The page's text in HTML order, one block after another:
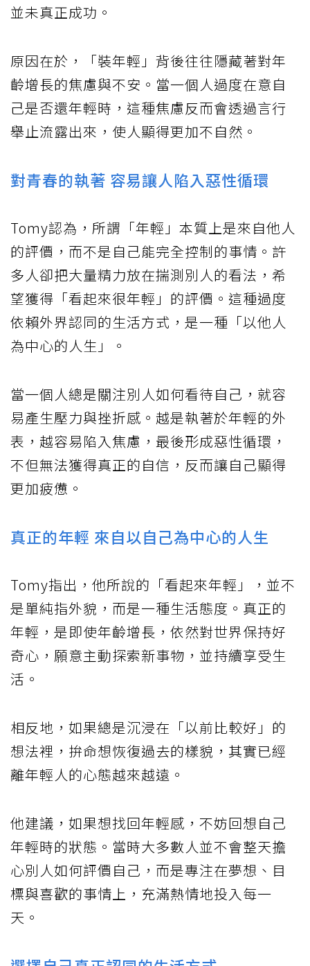
並未真正成功。
原因在於，「裝年輕」背後往往隱藏著對年
齡增長的焦慮與不安。當一個人過度在意自
己是否還年輕時，這種焦慮反而會透過言行
舉止流露出來，使人顯得更加不自然。
對青春的執著 容易讓人陷入惡性循環
Tomy認為，所謂「年輕」本質上是來自他人
的評價，而不是自己能完全控制的事情。許
多人卻把大量精力放在揣測別人的看法，希
望獲得「看起來很年輕」的評價。這種過度
依賴外界認同的生活方式，是一種「以他人
為中心的人生」。
當一個人總是關注別人如何看待自己，就容
易產生壓力與挫折感。越是執著於年輕的外
表，越容易陷入焦慮，最後形成惡性循環，
不但無法獲得真正的自信，反而讓自己顯得
更加疲憊。
真正的年輕 來自以自己為中心的人生
Tomy指出，他所說的「看起來年輕」，並不
是單純指外貌，而是一種生活態度。真正的
年輕，是即使年齡增長，依然對世界保持好
奇心，願意主動探索新事物，並持續享受生
活。
相反地，如果總是沉浸在「以前比較好」的
想法裡，拚命想恢復過去的樣貌，其實已經
離年輕人的心態越來越遠。
他建議，如果想找回年輕感，不妨回想自己
年輕時的狀態。當時大多數人並不會整天擔
心別人如何評價自己，而是專注在夢想、目
標與喜歡的事情上，充滿熱情地投入每一
天。